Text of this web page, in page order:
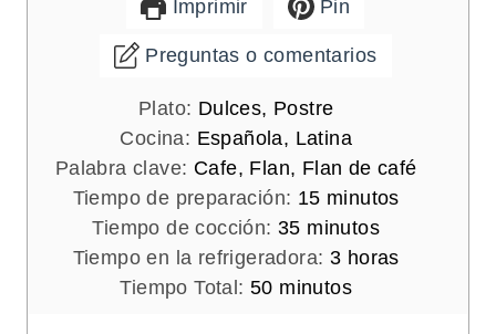
Imprimir Pin
Preguntas o comentarios
Plato: Dulces, Postre
Cocina: Española, Latina
Palabra clave: Cafe, Flan, Flan de café
Tiempo de preparación: 15m
i
n
u
minutos
Tiempo de cocción: 35m
i
n
minutos
Tiempo en la refrigeradora: 3h
o
horas
Tiempo Total: 50mminutos